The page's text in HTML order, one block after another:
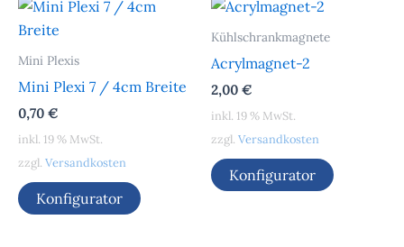
Mini Plexis
Mini Plexi 7 / 4cm Breite
0,70 €
inkl. 19 % MwSt.
zzgl. Versandkosten
Konfigurator
Kühlschrankmagnete
Acrylmagnet-2
2,00 €
inkl. 19 % MwSt.
zzgl. Versandkosten
Konfigurator